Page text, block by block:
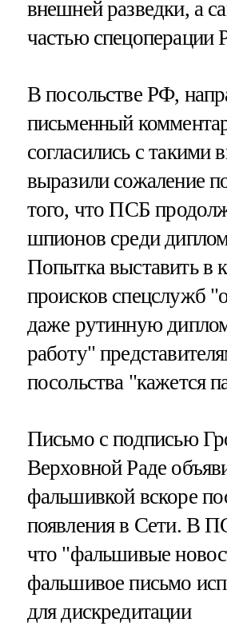
внешней разведки, а
частью спецоперации
В посольстве РФ,
письменный
согласились с такими
выразили сожаление
того, что ПСБ
шпионов среди
Попытка выставить в
происков спецслужб
даже рутинную
работу"
посольства "кажется
Письмо с подписью
Верховной Раде
фальшивкой вскоре
появления в Сети. В
что "фальшивые
фальшивое письмо
для дискредитации